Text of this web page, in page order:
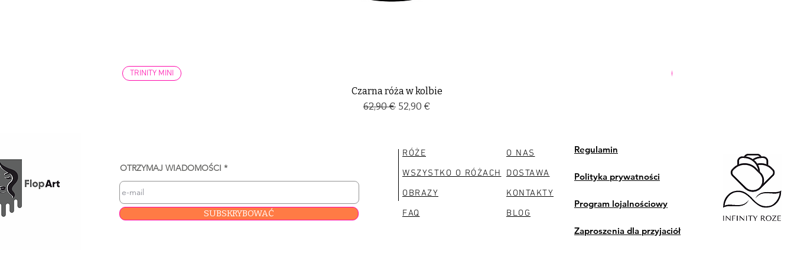
TRINITY MINI
Czarna róża w kolbie
Regularna cena
62,90 € Cena rabatowa
52,90 €
OTRZYMAJ WIADOMOŚCI
SUBSKRYBOWAĆ
RÓŻE
WSZYSTKO O RÓŻACH
OBRAZY
FAQ
O NAS
DOSTAWA
KONTAKTY
BLOG
Regulamin
Polityka prywatności
Program lojalnościowy
Zaproszenia dla przyjaciół